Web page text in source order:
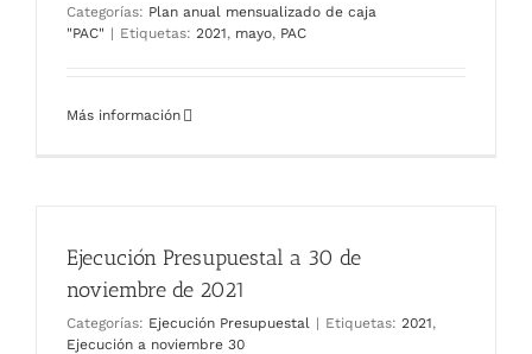
Categorías: Plan anual mensualizado de caja
"PAC" | Etiquetas: 2021, mayo, PAC
Más información
Ejecución Presupuestal a 30 de
noviembre de 2021
Categorías: Ejecución Presupuestal | Etiquetas: 2021,
Ejecución a noviembre 30